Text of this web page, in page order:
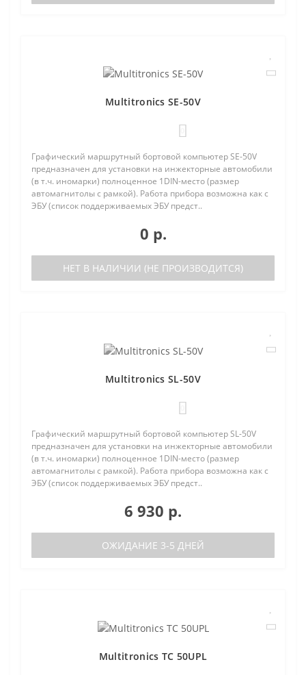
Multitronics SE-50V
Графический маршрутный бортовой компьютер SE-50V
предназначен для установки на инжекторные автомобили
(в т.ч. иномарки) полноценное 1DIN-место (размер
автомагнитолы с рамкой). Работа прибора возможна как с
ЭБУ (список поддерживаемых ЭБУ предст..
0 р.
НЕТ В НАЛИЧИИ (НЕ ПРОИЗВОДИТСЯ)
Multitronics SL-50V
Графический маршрутный бортовой компьютер SL-50V
предназначен для установки на инжекторные автомобили
(в т.ч. иномарки) полноценное 1DIN-место (размер
автомагнитолы с рамкой). Работа прибора возможна как с
ЭБУ (список поддерживаемых ЭБУ предст..
6 930 р.
ОЖИДАНИЕ 3-5 ДНЕЙ
Multitronics TC 50UPL